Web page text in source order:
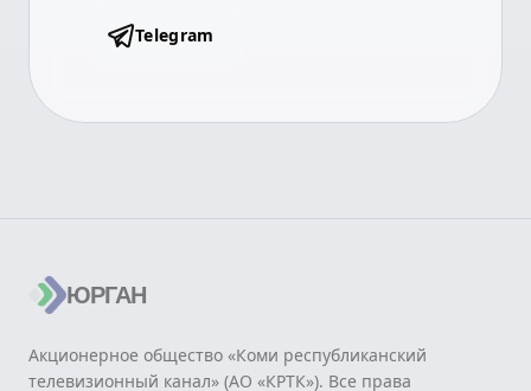
Telegram
ЮРГАН
Акционерное общество «Коми республиканский
телевизионный канал» (АО «КРТК»). Все права